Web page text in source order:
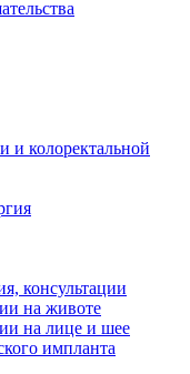
и колоректальной
консультации
на животе
на лице и шее
импланта